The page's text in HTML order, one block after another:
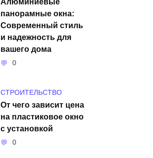
панорамные окна:
Современный стиль
и надежность для
вашего дома
0
СТРОИТЕЛЬСТВО
От чего зависит цена
на пластиковое окно
с установкой
0